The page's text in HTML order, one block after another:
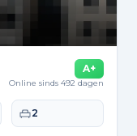
A+
Online sinds 492 dagen
Slaapkamers
2